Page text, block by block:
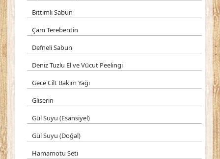
Bıttımlı Sabun
Çam Terebentin
Defneli Sabun
Deniz Tuzlu El ve Vücut Peelingi
Gece Cilt Bakım Yağı
Gliserin
Gül Suyu (Esansiyel)
Gül Suyu (Doğal)
Hamamotu Seti